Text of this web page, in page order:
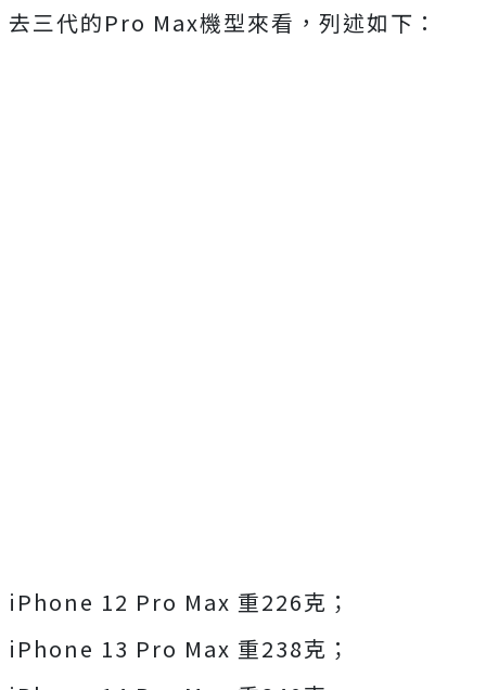
去三代的Pro Max機型來看，列述如下：
iPhone 12 Pro Max 重226克；
iPhone 13 Pro Max 重238克；